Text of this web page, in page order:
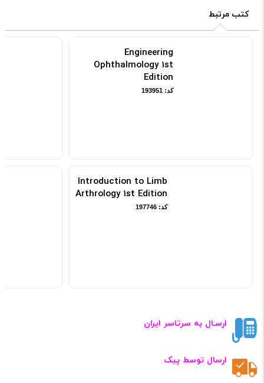
کتب مرتبط
Engineering
Ophthalmology 1st
Edition
کد: 193951
Introduction to Limb
Arthrology 1st Edition
کد: 197746
ارسـال به سرتاسر ایران
ارسال توسط پیک